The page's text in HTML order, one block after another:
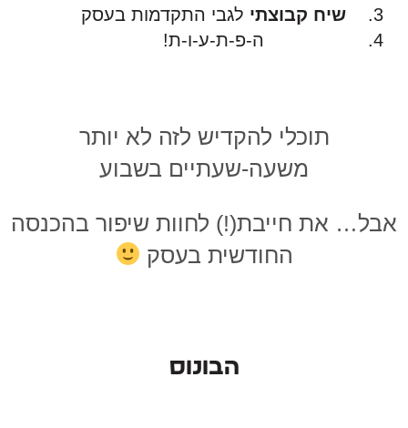
שיח קבוצתי לגבי התקדמות בעסק
ה-פ-ת-ע-ו-ת!
תוכלי להקדיש לזה לא יותר
משעה-שעתיים בשבוע
אבל… את חייבת(!) לחוות שיפור בהכנסה
החודשית בעסק
הבונוס